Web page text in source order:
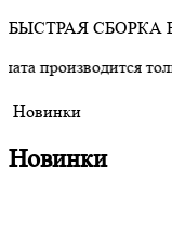
БЫСТРАЯ СБОРКА
только после
Новинки
Новинки